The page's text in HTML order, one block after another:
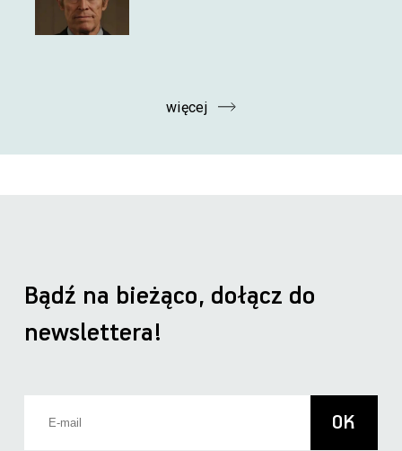
więcej
Bądź na bieżąco, dołącz do
newslettera!